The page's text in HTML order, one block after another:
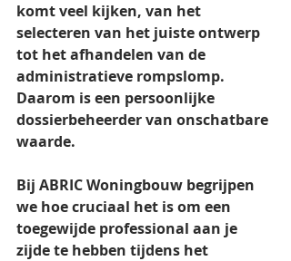
komt veel kijken, van het
selecteren van het juiste ontwerp
tot het afhandelen van de
administratieve rompslomp.
Daarom is een persoonlijke
dossierbeheerder van onschatbare
waarde.
Bij ABRIC Woningbouw begrijpen
we hoe cruciaal het is om een
toegewijde professional aan je
zijde te hebben tijdens het